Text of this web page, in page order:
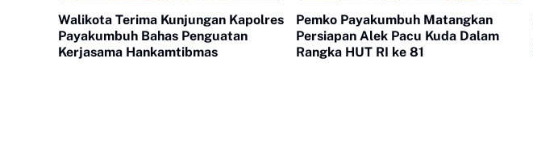
Walikota Terima Kunjungan Kapolres
Payakumbuh Bahas Penguatan
Kerjasama Hankamtibmas
Pemko Payakumbuh Matangkan
Persiapan Alek Pacu Kuda Dalam
Rangka HUT RI ke 81